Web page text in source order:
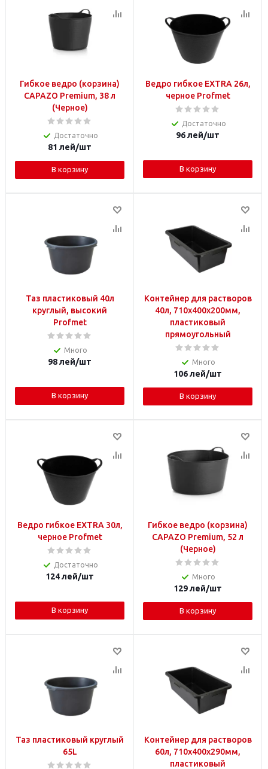
Гибкое ведро (корзина)
CAPAZO Premium, 38 л
(Черное)
Достаточно
81 лей/шт
В корзину
Ведро гибкое EXTRA 26л,
черное Profmet
Достаточно
96лей/шт
В корзину
Таз пластиковый 40л
круглый, высокий
Profmet
Много
98лей/шт
В корзину
Контейнер для растворов
40л, 710х400х200мм,
пластиковый
прямоугольный
Много
106лей/шт
В корзину
Ведро гибкое EXTRA 30л,
черное Profmet
Достаточно
124лей/шт
В корзину
Гибкое ведро (корзина)
CAPAZO Premium, 52 л
(Черное)
Много
129лей/шт
В корзину
Таз пластиковый круглый
65L
Контейнер для растворов
60л, 710х400х290мм,
пластиковый